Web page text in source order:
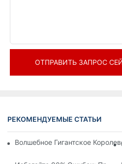
ОТПРАВИТЬ ЗАПРОС
РЕКОМЕНДУЕМЫЕ СТАТЬИ
Волшебное Гигантское